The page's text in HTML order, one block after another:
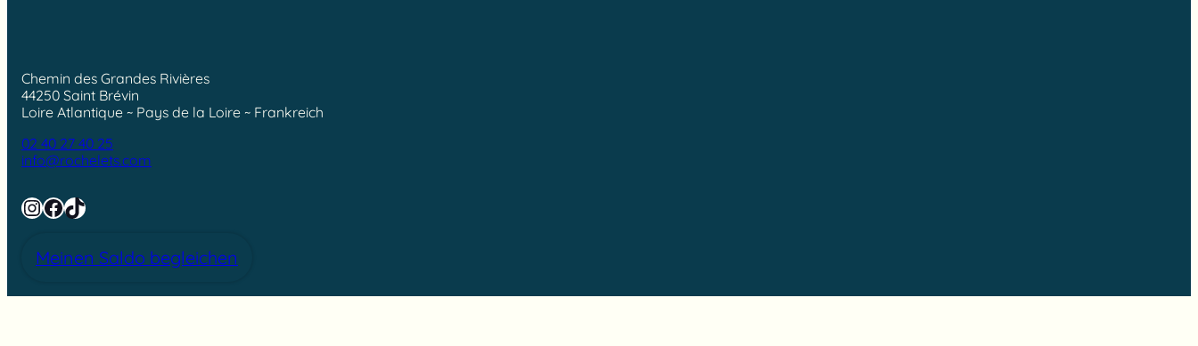
Chemin des Grandes Rivières
44250 Saint Brévin
Loire Atlantique ~ Pays de la Loire ~ Frankreich
02 40 27 40 25
info@rochelets.com
Instagram
Facebook
TikTok
Meinen Saldo begleichen